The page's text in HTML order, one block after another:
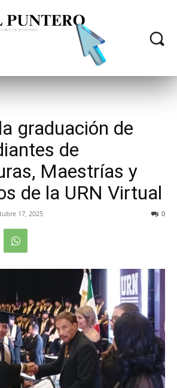
graduación de
de
Maestrías y
de la URN Virtual
17, 2025 0